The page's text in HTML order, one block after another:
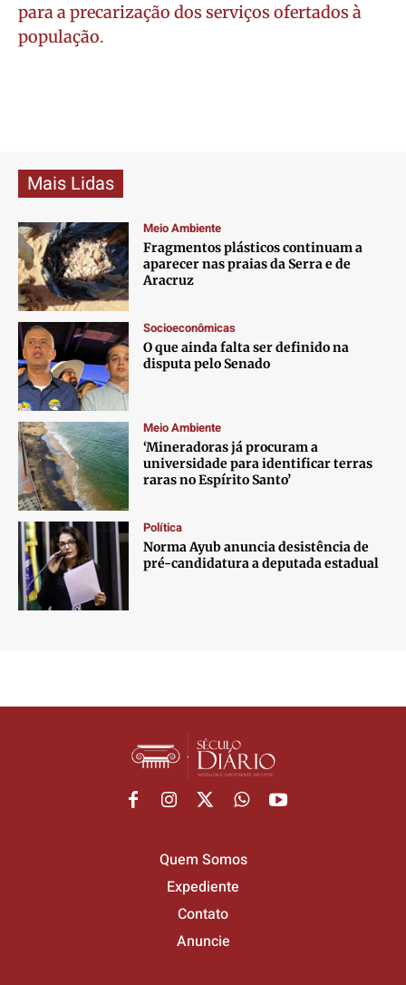
para a precarização dos serviços ofertados à
população.
Mais Lidas
Meio Ambiente
Fragmentos plásticos continuam a
aparecer nas praias da Serra e de
Aracruz
Socioeconômicas
O que ainda falta ser definido na
disputa pelo Senado
Meio Ambiente
‘Mineradoras já procuram a
universidade para identificar terras
raras no Espírito Santo’
Política
Norma Ayub anuncia desistência de
pré-candidatura a deputada estadual
Quem Somos
Expediente
Contato
Anuncie